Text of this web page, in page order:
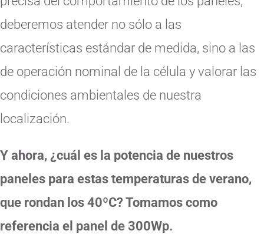
deberemos atender no sólo a las
características estándar de medida, sino a las
de operación nominal de la célula y valorar las
condiciones ambientales de nuestra
localización.
Y ahora, ¿cuál es la potencia de nuestros
paneles para estas temperaturas de verano,
que rondan los 40ºC? Tomamos como
referencia el panel de 300Wp.